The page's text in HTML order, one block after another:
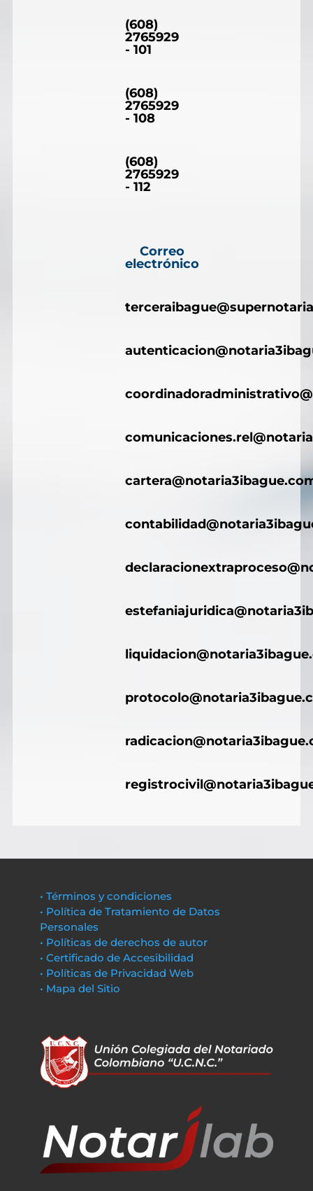
(608)
2765929
- 101
(608)
2765929
- 108
(608)
2765929
- 112
Correo
electrónico
• Términos y condiciones
• Política de Tratamiento de Datos
Personales
• Políticas de derechos de autor
• Certificado de Accesibilidad
• Políticas de Privacidad Web
• Mapa del Sitio